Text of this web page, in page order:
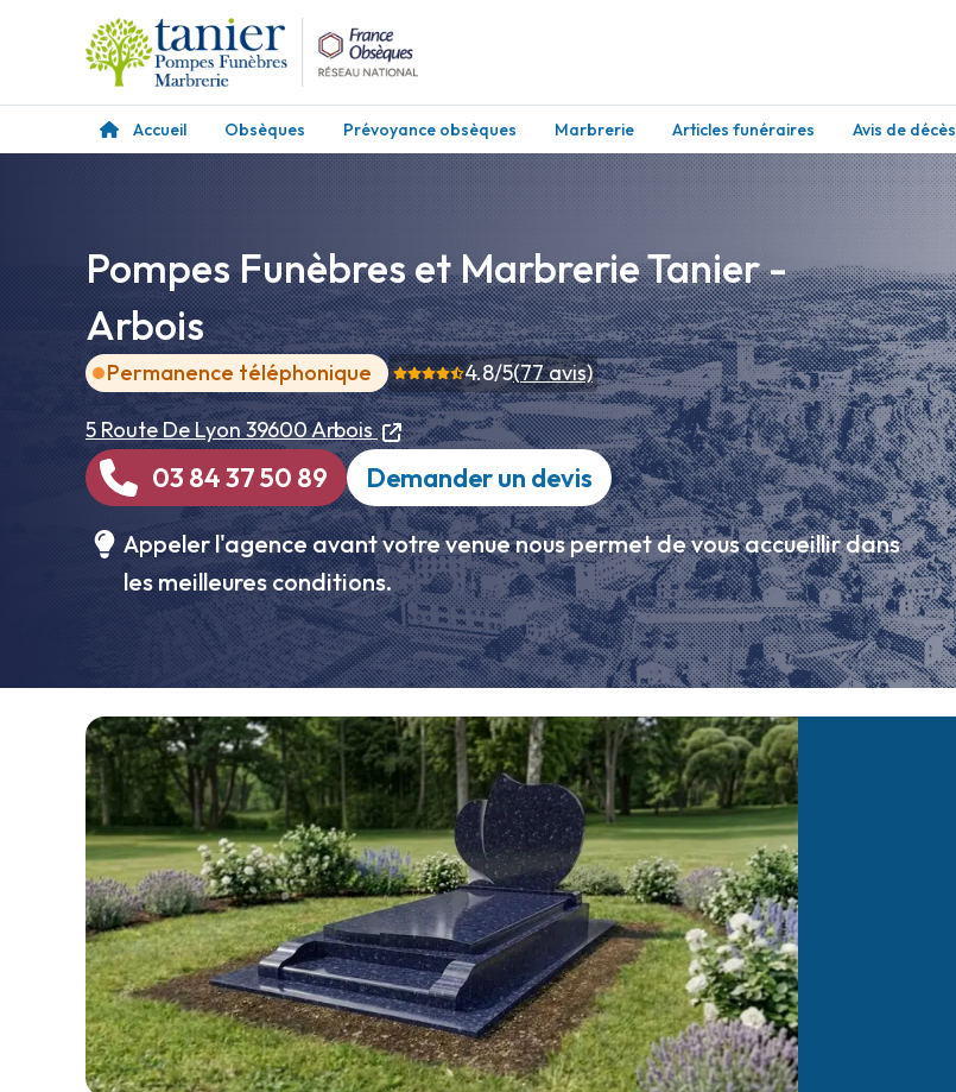
Accueil Obsèques Prévoyance obsèques Marbrerie Articles funéraires Avis de décès
Pompes Funèbres et Marbrerie Tanier -
Arbois
Permanence téléphonique 4.8/5(77avis)
5 Route De Lyon39600 Arbois
03 84 37 50 89 Demander un devis
Appeler l'agence avant votre venue nous permet de vous accueillir dans
les meilleures conditions.